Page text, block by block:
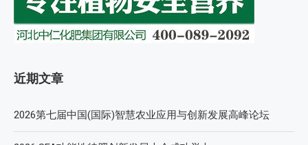
近期文章
2026第七届中国(国际)智慧农业应用与创新发展高峰论坛